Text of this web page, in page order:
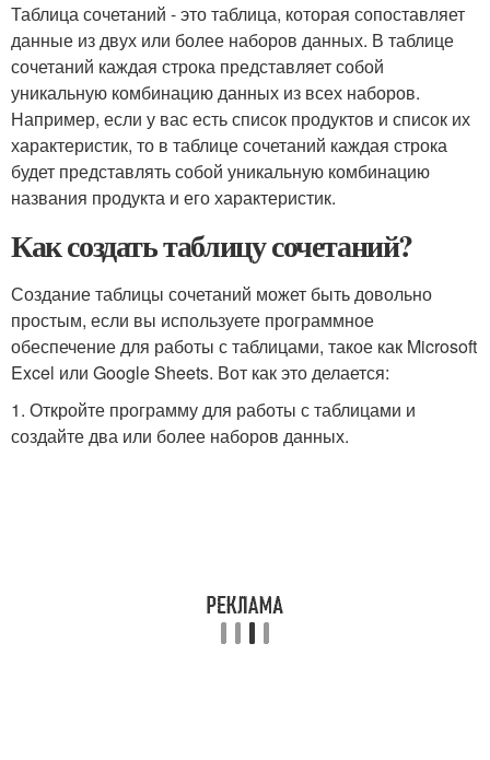
Таблица сочетаний - это таблица, которая сопоставляет
данные из двух или более наборов данных. В таблице
сочетаний каждая строка представляет собой
уникальную комбинацию данных из всех наборов.
Например, если у вас есть список продуктов и список их
характеристик, то в таблице сочетаний каждая строка
будет представлять собой уникальную комбинацию
названия продукта и его характеристик.
Как создать таблицу сочетаний?
Создание таблицы сочетаний может быть довольно
простым, если вы используете программное
обеспечение для работы с таблицами, такое как Microsoft
Excel или Google Sheets. Вот как это делается:
1. Откройте программу для работы с таблицами и
создайте два или более наборов данных.